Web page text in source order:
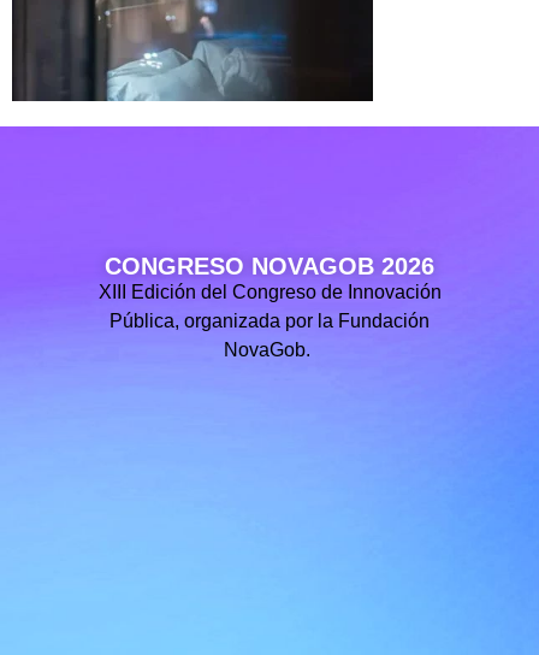
CONGRESO NOVAGOB 2026
XIII Edición del Congreso de Innovación
Pública, organizada por la Fundación
NovaGob.